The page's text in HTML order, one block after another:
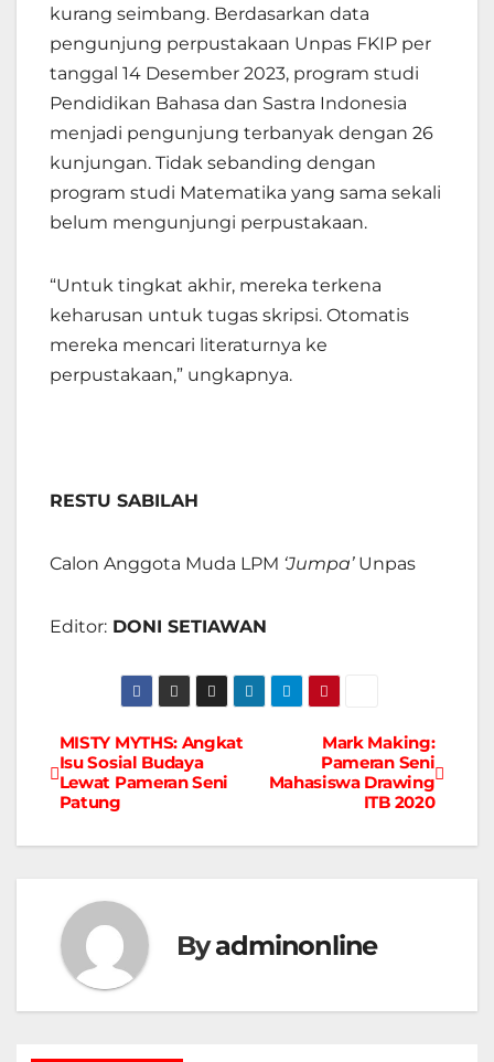
kurang seimbang. Berdasarkan data
pengunjung perpustakaan Unpas FKIP per
tanggal 14 Desember 2023, program studi
Pendidikan Bahasa dan Sastra Indonesia
menjadi pengunjung terbanyak dengan 26
kunjungan. Tidak sebanding dengan
program studi Matematika yang sama sekali
belum mengunjungi perpustakaan.
“Untuk tingkat akhir, mereka terkena
keharusan untuk tugas skripsi. Otomatis
mereka mencari literaturnya ke
perpustakaan,” ungkapnya.
RESTU SABILAH
Calon Anggota Muda LPM ‘Jumpa’ Unpas
Editor: DONI SETIAWAN
Navigasi
pos
Mark Making:
Pameran Seni
Mahasiswa Drawing
ITB 2020
MISTY MYTHS: Angkat
Isu Sosial Budaya
Lewat Pameran Seni
Patung
Byadminonline